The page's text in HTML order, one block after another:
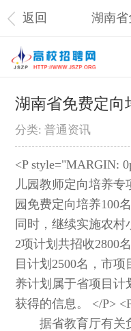
返回
湖南省免费定向
分类: 普通资讯
<P
儿园教师定向培养
园免费定向培养100
同时，继续实施农村
2项计划共招收2800
目计划2500名，市
养计划属于省项目计
获得的信息。 </P>
据省教育厅有关